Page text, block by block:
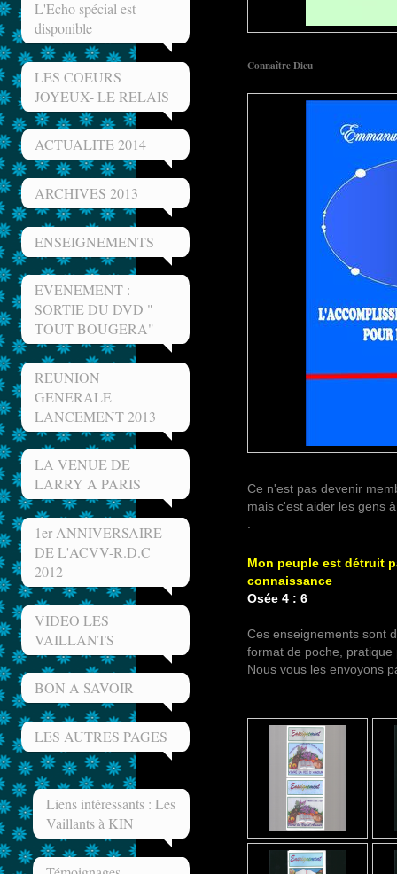
L'Echo spécial est
disponible
LES COEURS
JOYEUX- LE RELAIS
ACTUALITE 2014
ARCHIVES 2013
ENSEIGNEMENTS
EVENEMENT :
SORTIE DU DVD "
TOUT BOUGERA"
REUNION
GENERALE
LANCEMENT 2013
LA VENUE DE
LARRY A PARIS
1er ANNIVERSAIRE
DE L'ACVV-R.D.C
2012
VIDEO LES
VAILLANTS
BON A SAVOIR
LES AUTRES PAGES
Liens intéressants : Les
Vaillants à KIN
Connaître Dieu
Ce n'est pas devenir
mais c'est aider les gens
Mon peuple est détruit
connaissance
Osée 4 : 6
Ces enseignements sont
format de poche,
Nous vous les envoyons